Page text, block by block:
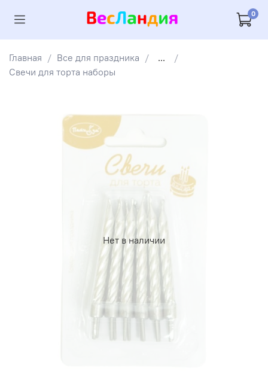
0
Главная Все для праздника
...
Свечи для торта наборы
Нет в наличии